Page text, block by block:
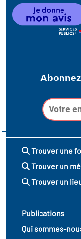
des
Trouver une
Trouver un
Trouver un
Publications
Qui sommes-